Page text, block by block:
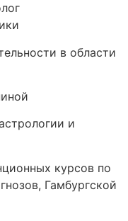
в области
и
курсов по
Гамбургской